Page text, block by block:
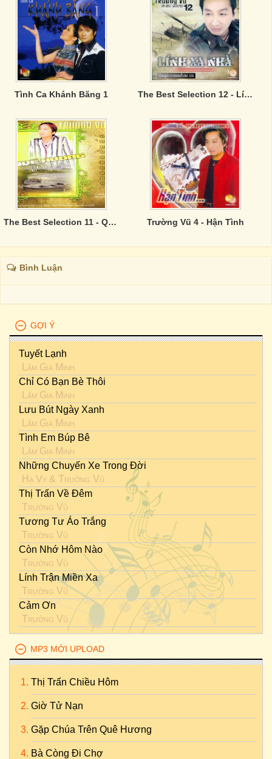
Tình Ca Khánh Băng 1 The Best Selection 12 - Lính Xa Nhà
The Best Selection 11 - Quê Hương Bỏ Lại Trường Vũ 4 - Hận Tình
Bình Luận
GỢI Ý
Tuyết Lạnh
Lâm Gia Minh
Chỉ Có Bạn Bè Thôi
Lâm Gia Minh
Lưu Bút Ngày Xanh
Lâm Gia Minh
Tình Em Búp Bê
Lâm Gia Minh
Những Chuyến Xe Trong Đời
Hạ Vy & Trường Vũ
Thị Trấn Về Đêm
Trường Vũ
Tương Tư Áo Trắng
Trường Vũ
Còn Nhớ Hôm Nào
Trường Vũ
Lính Trận Miền Xa
Trường Vũ
Cảm Ơn
Trường Vũ
MP3 MỚI UPLOAD
Thị Trấn Chiều Hôm
Giờ Tử Nạn
Gặp Chúa Trên Quê Hương
Bà Còng Đi Chợ